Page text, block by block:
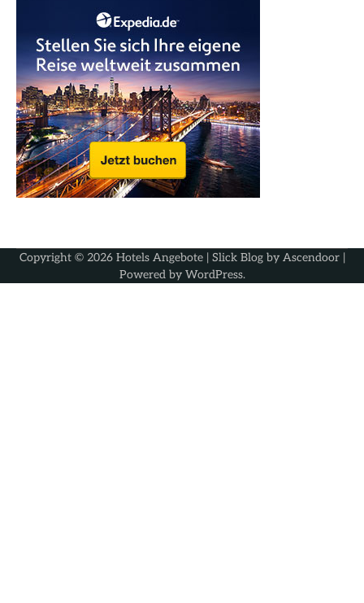
Copyright © 2026 Hotels Angebote| Slick Blog by Ascendoor|
Powered by WordPress.